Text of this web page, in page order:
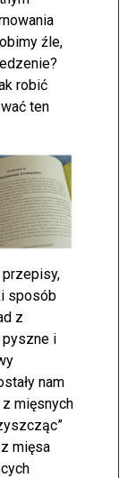
źle,
robić
ten
przepisy,
sposób
z
i
nam
mięsnych
mięsa